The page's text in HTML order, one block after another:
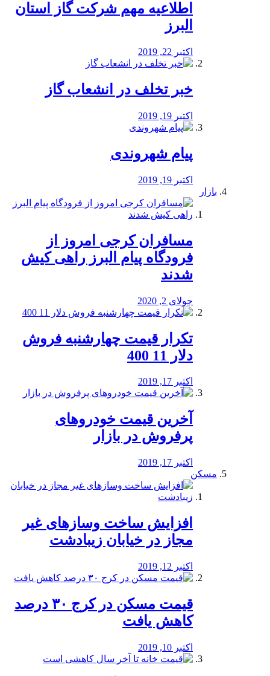
️اطلاعیه مهم شرکت گاز استان
البرز
اکتبر 22, 2019
خبر تخلف در انشعاب گاز
اکتبر 19, 2019
پیام شهروندی
اکتبر 19, 2019
بازار
مسافران کرجی امروز از
فرودگاه پیام البرز راهی کیش
شدند
جولای 2, 2020
تکرار قیمت چهارشنبه فروش
دلار 11 400
اکتبر 17, 2019
آخرین قیمت خودرو‌های
پرفروش در بازار
اکتبر 17, 2019
مسکن
افزایش ساخت وسازهای غیر
مجاز در خیابان زیبادشت
اکتبر 12, 2019
️قیمت مسکن در کرج ۳۰ درصد
کاهش یافت
اکتبر 10, 2019